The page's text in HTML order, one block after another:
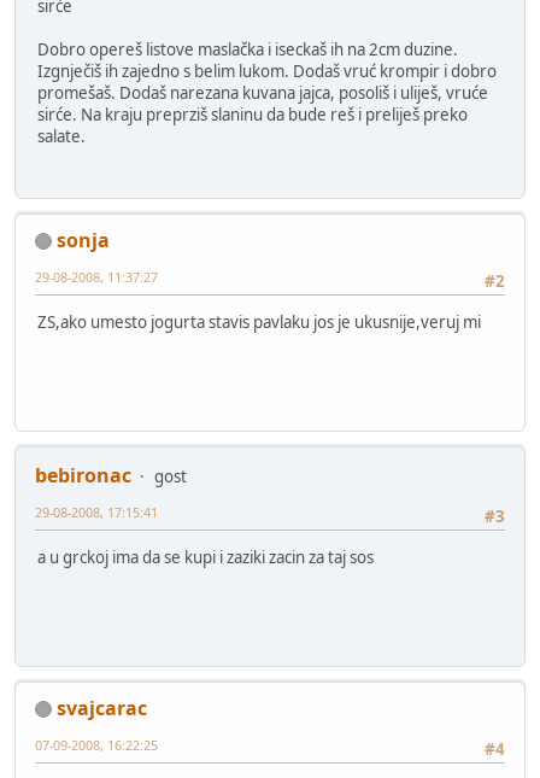
sirće
Dobro opereš listove maslačka i iseckaš ih na 2cm duzine.
Izgnječiš ih zajedno s belim lukom. Dodaš vruć krompir i dobro
promešaš. Dodaš narezana kuvana jajca, posoliš i uliješ, vruće
sirće. Na kraju preprziš slaninu da bude reš i preliješ preko
salate.
sonja
#2
29-08-2008, 11:37:27
ZS,ako umesto jogurta stavis pavlaku jos je ukusnije,veruj mi
bebironac
gost
#3
29-08-2008, 17:15:41
a u grckoj ima da se kupi i zaziki zacin za taj sos
svajcarac
#4
07-09-2008, 16:22:25